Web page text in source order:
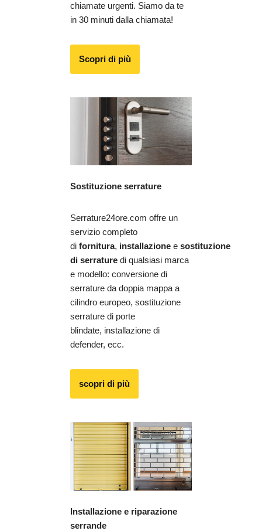
chiamate urgenti. Siamo da te
in 30 minuti dalla chiamata!
Scopri di più
Sostituzione serrature
Serrature24ore.com offre un
servizio completo
di fornitura, installazione e sostituzione
di serrature di qualsiasi marca
e modello: conversione di
serrature da doppia mappa a
cilindro europeo, sostituzione
serrature di porte
blindate, installazione di
defender, ecc.
scopri di più
Installazione e riparazione
serrande